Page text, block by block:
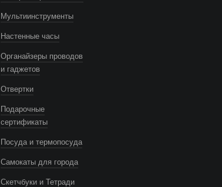
Мультиинструменты
Настенные часы
Органайзеры проводов
и гаджетов
Отвертки
Подарочные
сертификаты
Посуда и термопосуда
Самокаты для города
Скетчбуки и Тетради